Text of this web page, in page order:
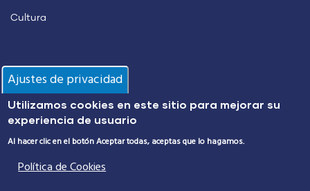
Cultura
Información
Policía Local
Protección Civil
Alumbrado Público
Ajustes de privacidad
Utilizamos cookies en este sitio para mejorar su
experiencia de usuario
Al hacer clic en el botón Aceptar todas, aceptas que lo hagamos.
Política de Cookies